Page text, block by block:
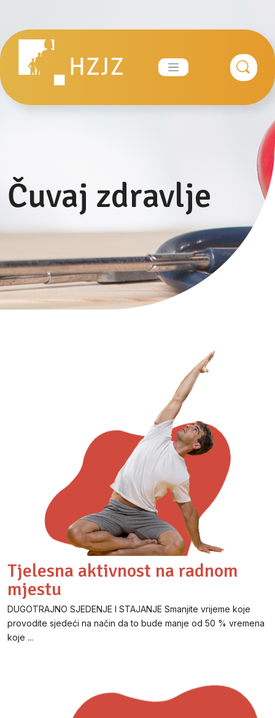
content
Čuvaj zdravlje
Tjelesna aktivnost na radnom
mjestu
DUGOTRAJNO SJEDENJE I STAJANJE Smanjite vrijeme koje
provodite sjedeći na način da to bude manje od 50 % vremena
koje ...